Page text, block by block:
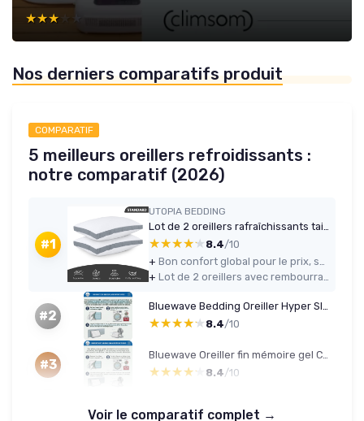
★★★★★
★★★★★
Nos derniers comparatifs produit
COMPARATIF
5 meilleurs oreillers refroidissants :
notre comparatif (2026)
#1
UTOPIA BEDDING
Lot de 2 oreillers rafraîchissants taille standard (gris)
★★★★★
★★★★★ 8.4/10
+
Bon confort global pour le prix, surtout pour dormir sur le côté ou sur le dos
+
Lot de 2 oreillers avec rembourrage assez dense, qui garde bien sa forme au début
#2
Bluewave Bedding Oreiller Hyper Slim CarbonBlue Max Cool (5,7 cm)
★★★★★
★★★★★ 8.4/10
#3
Bluewave Oreiller fin mémoire gel CarbonBlue Max Cool – hauteur 3.25 in (standard)
★★★★★
★★★★★ 8.4/10
Voir le comparatif complet →